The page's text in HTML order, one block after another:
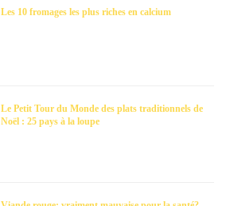
Les 10 fromages les plus riches en calcium
Le Petit Tour du Monde des plats traditionnels de
Noël : 25 pays à la loupe